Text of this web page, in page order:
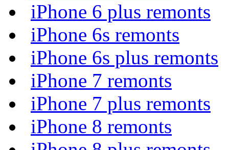
iPhone 6 plus remonts
iPhone 6s remonts
iPhone 6s plus remonts
iPhone 7 remonts
iPhone 7 plus remonts
iPhone 8 remonts